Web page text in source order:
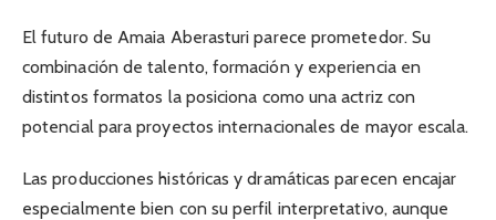
El futuro de Amaia Aberasturi parece prometedor. Su
combinación de talento, formación y experiencia en
distintos formatos la posiciona como una actriz con
potencial para proyectos internacionales de mayor escala.
Las producciones históricas y dramáticas parecen encajar
especialmente bien con su perfil interpretativo, aunque